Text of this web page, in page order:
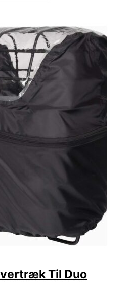
Til Duo